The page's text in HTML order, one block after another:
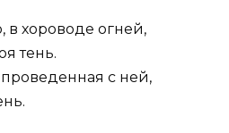
в хоpоводе огней,
тень.
с ней,